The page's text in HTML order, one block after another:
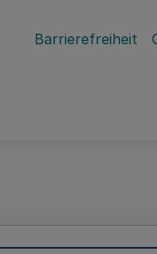
Barrierefreiheit